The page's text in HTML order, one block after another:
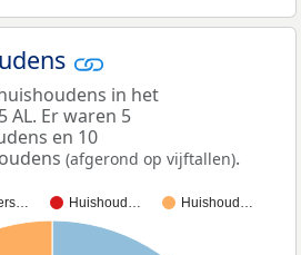
in het
AL. Er waren 5
en 10
(afgerond op vijftallen).
Huishoud… Huishoud…